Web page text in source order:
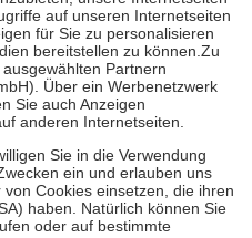
jedochfünf Euround
nie mehr als die tatsächlichen
auch für Online-Apotheken.
beträgt die
sowie zehn Euro je
für ihre eigene Gesundheit zu
der Familie zu unterstützen,